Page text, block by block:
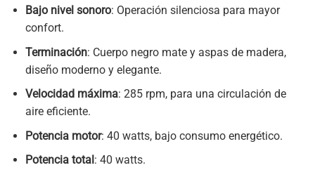
Bajo nivel sonoro: Operación silenciosa para mayor
confort.
Terminación: Cuerpo negro mate y aspas de madera,
diseño moderno y elegante.
Velocidad máxima: 285 rpm, para una circulación de
aire eficiente.
Potencia motor: 40 watts, bajo consumo energético.
Potencia total : 40 watts.